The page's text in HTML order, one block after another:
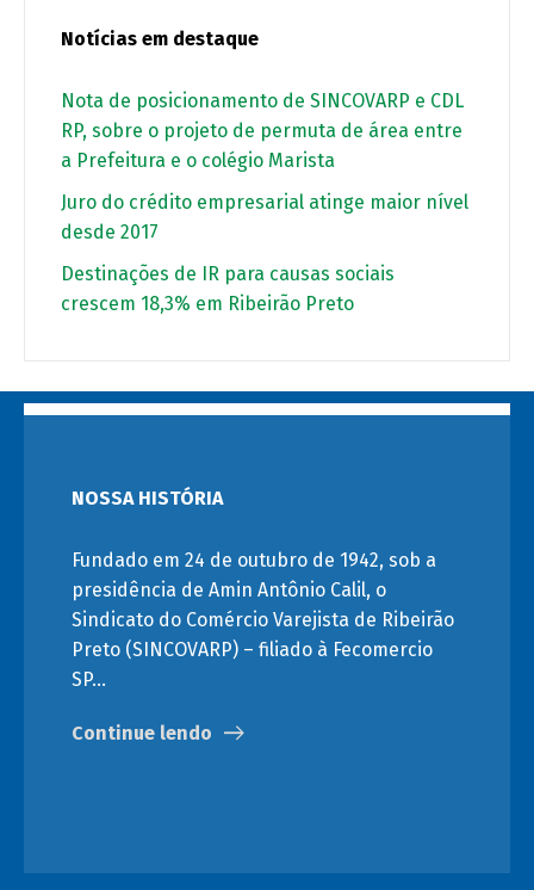
Notícias em destaque
Nota de posicionamento de SINCOVARP e CDL
RP, sobre o projeto de permuta de área entre
a Prefeitura e o colégio Marista
Juro do crédito empresarial atinge maior nível
desde 2017
Destinações de IR para causas sociais
crescem 18,3% em Ribeirão Preto
NOSSA HISTÓRIA
Fundado em 24 de outubro de 1942, sob a
presidência de Amin Antônio Calil, o
Sindicato do Comércio Varejista de Ribeirão
Preto (SINCOVARP) – filiado à Fecomercio
SP…
Continue lendo